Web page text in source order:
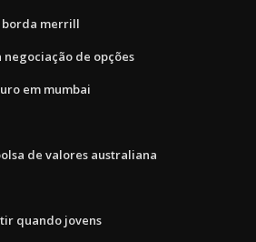
borda merrill
de opções
em mumbai
de valores australiana
quando jovens